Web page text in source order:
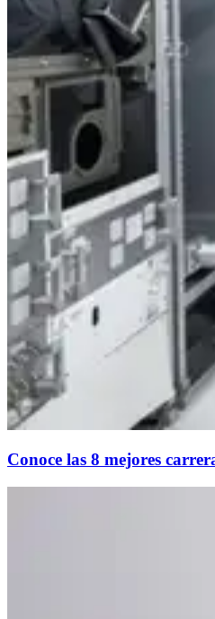
Conoce las 8 mejores